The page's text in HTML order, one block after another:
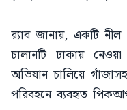
র‍্যাব জানায়, একটি
চালানটি ঢাকায়
অভিযান চালিয়ে
পরিবহনে ব্যবহৃত